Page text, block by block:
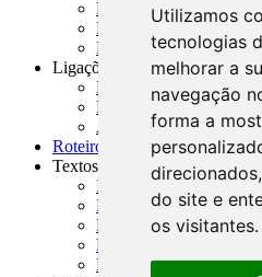
Utilizamos
tecnologias
melhorar a
navegação
forma a
do site e
os visitantes.
PMF - Cartilhas do
Manuais Auxiliares do
Resenhas Diárias
Ligações Externas
Links Úteis
Presidência da
Agências Nacionais
Roteiros para Estudos
Textos
Índice de Textos
Editorial
Monografias
Na Imprensa
Fórum de Discussão